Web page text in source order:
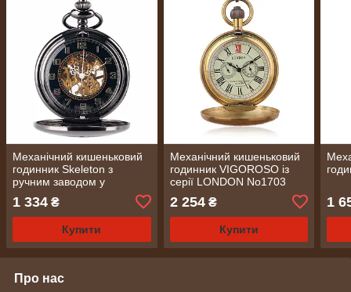
Механічний кишеньковий
годинник Skeleton з
ручним заводом у
вінтажному стилі чорний
(0047)
1 334 ₴
Купити
Механічний кишеньковий
годинник VIGOROSO із
серії LONDON No1703
2 254₴
Купити
1
Про нас